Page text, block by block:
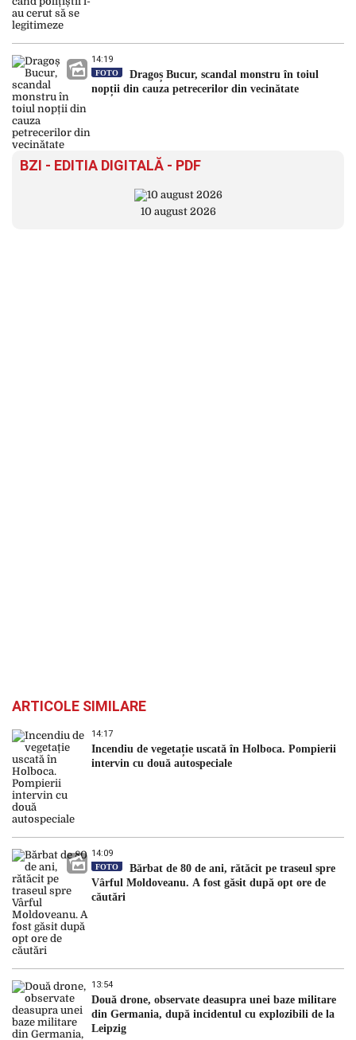
14:19
FOTO
Dragoș Bucur, scandal monstru în toiul
nopții din cauza petrecerilor din vecinătate
BZI - EDITIA DIGITALĂ - PDF
10 august 2026
ARTICOLE SIMILARE
14:17
Incendiu de vegetație uscată în Holboca. Pompierii
intervin cu două autospeciale
14:09
FOTO
Bărbat de 80 de ani, rătăcit pe traseul spre
Vârful Moldoveanu. A fost găsit după opt ore de
căutări
13:54
Două drone, observate deasupra unei baze militare
din Germania, după incidentul cu explozibili de la
Leipzig